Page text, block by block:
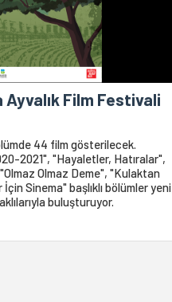
Ayvalık Film Festivali
44 film gösterilecek.
2021", "Hayaletler, Hatıralar",
Olmaz Deme", "Kulaktan
Sinema" başlıklı bölümler yeni
buluşturuyor.